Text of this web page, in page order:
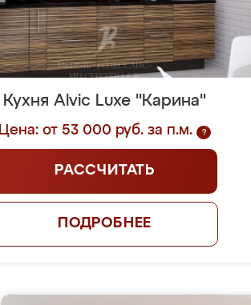
Кухня Alvic Luxe "Карина"
Цена: от 53 000 руб. за п.м. ?
РАССЧИТАТЬ
ПОДРОБНЕЕ